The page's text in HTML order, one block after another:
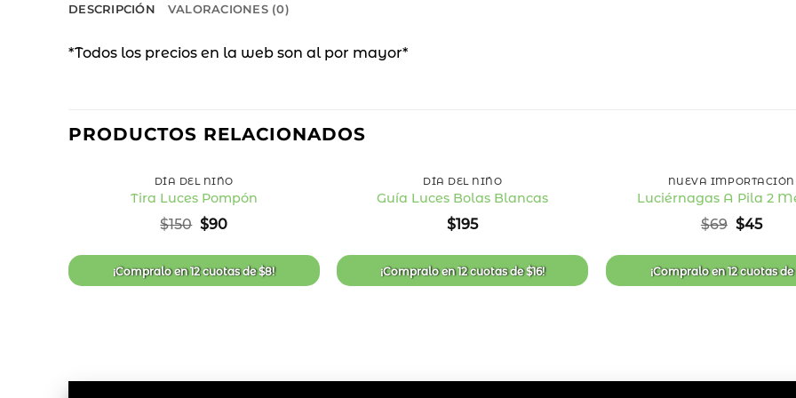
DESCRIPCIÓN VALORACIONES (0)
*Todos los precios en la web son al por mayor*
PRODUCTOS RELACIONADOS
%
OFF
40
de
deseos
DÍA DEL NIÑO
Tira Luces Pompón
$150 El
original
era:
$150.
$90El
actual
es:
$90.
¡Compralo en12 cuotasde$8!
de
deseos
DÍA DEL NIÑO
Guía Luces Bolas Blancas
$195
¡Compralo en12 cuotasde$16!
NUEVA IMPORTACIÓN
Luciérnagas A Pila 2
$69 El
original
era:
$69.
$45El
es:
$45.
¡Compralo en12 cuotasde